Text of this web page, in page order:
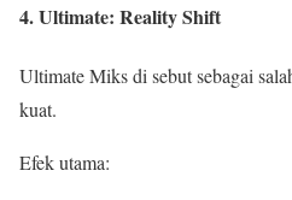
4. Ultimate: Reality Shift
Ultimate Miks di sebut sebagai
kuat.
Efek utama: